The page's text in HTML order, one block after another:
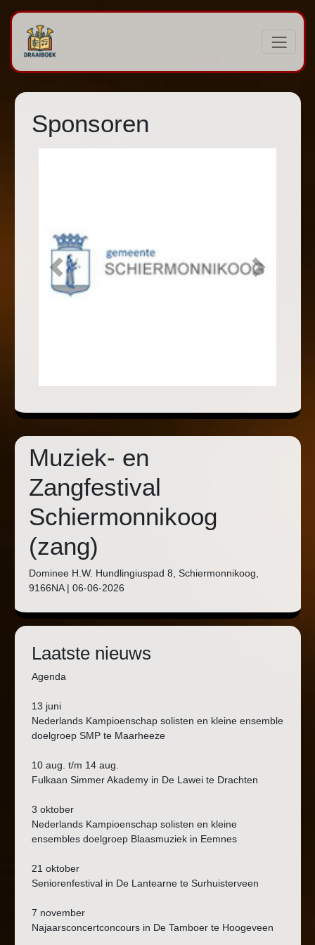
Sponsoren
Muziek- en
Zangfestival
Schiermonnikoog
(zang)
Dominee H.W. Hundlingiuspad 8, Schiermonnikoog,
9166NA | 06-06-2026
Laatste nieuws
Agenda
13 juni
Nederlands Kampioenschap solisten en kleine ensemble
doelgroep SMP te Maarheeze
10 aug. t/m 14 aug.
Fulkaan Simmer Akademy in De Lawei te Drachten
3 oktober
Nederlands Kampioenschap solisten en kleine
ensembles doelgroep Blaasmuziek in Eemnes
21 oktober
Seniorenfestival in De Lantearne te Surhuisterveen
7 november
Najaarsconcertconcours in De Tamboer te Hoogeveen